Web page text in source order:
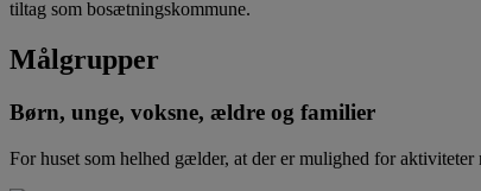
tiltag som bosætningskommune.
Målgrupper
Børn, unge, voksne, ældre og familier
For huset som helhed gælder, at der er mulighed for